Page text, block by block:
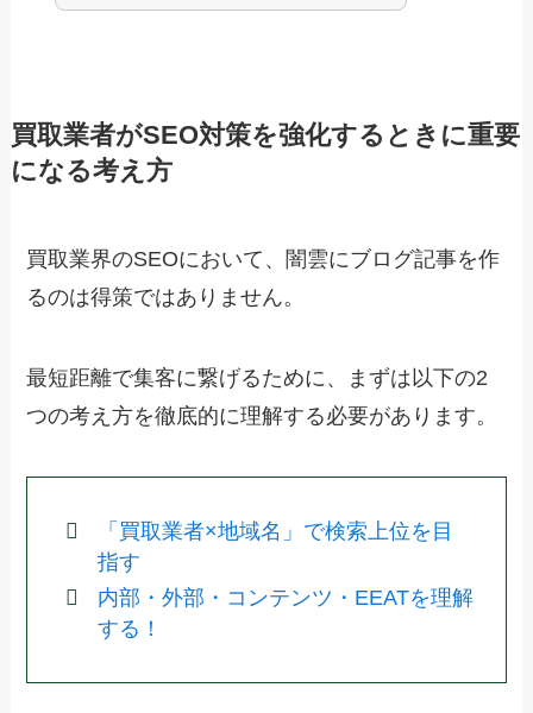
買取業者がSEO対策を強化するときに重要
になる考え方
買取業界のSEOにおいて、闇雲にブログ記事を作
るのは得策ではありません。
最短距離で集客に繋げるために、まずは以下の2
つの考え方を徹底的に理解する必要があります。
「買取業者×地域名」で検索上位を目
指す
内部・外部・コンテンツ・EEATを理解
する！